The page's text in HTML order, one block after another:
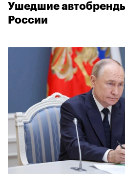
Ушедшие
России